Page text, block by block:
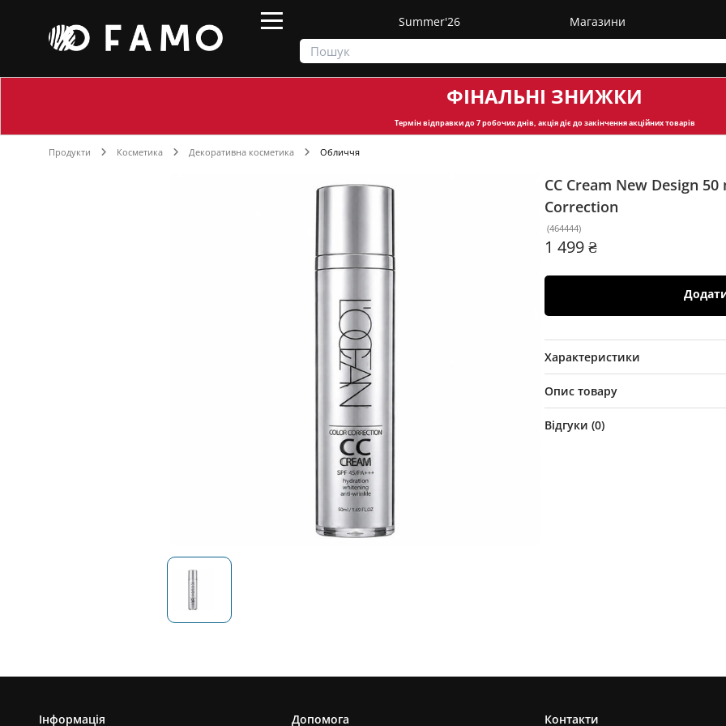
Summer'26 Магазини
ФІНАЛЬНІ ЗНИЖКИ
Термін відправкидо 7 робочих днів, акція діє до закінчення акційних товарів
Продукти Косметика Декоративна косметика Обличчя
СС Cream New Design 50
Correction
(464444)
1 499 ₴
Характеристики
Опис товару
Відгуки (0)
Інформація Допомога Контакти